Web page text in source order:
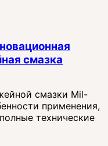
смазка
смазки Mil-
применения,
технические